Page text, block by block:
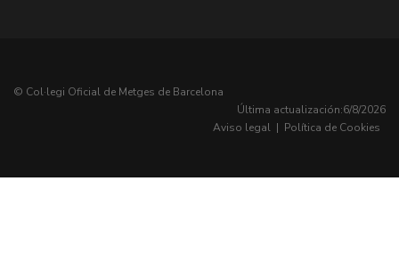
© Col·legi Oficial de Metges de Barcelona
Última actualización:6/8/2026
Aviso legal | Política de Cookies